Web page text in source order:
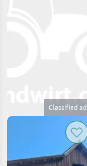
Classified ad